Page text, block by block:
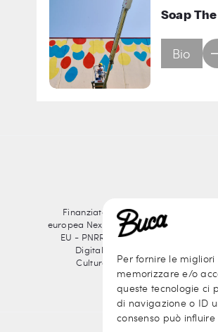
Per fornire le
memorizzare e/o
queste tecnologie ci
di navigazione o ID
consenso può
Soap
Bio
Finanziato dallUnione
europea Next Generation
EU - PNRR Transizione
Digitale Organismi
Culturali e Creativi